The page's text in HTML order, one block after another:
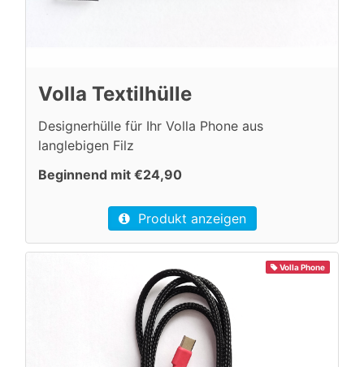
Volla Textilhülle
Designerhülle für Ihr Volla Phone aus
langlebigen Filz
Beginnend mit €24,90
Produkt anzeigen
Volla Phone